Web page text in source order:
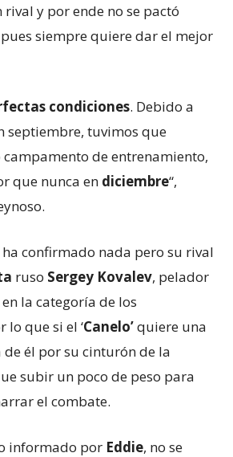
y por ende no se pactó
siempre quiere dar el mejor
condiciones. Debido a
septiembre, tuvimos que
de entrenamiento,
que nunca en diciembre“,
ha confirmado nada pero su rival
ruso Sergey Kovalev, pelador
la categoría de los
lo que si el ‘Canelo’quiere una
de él por su cinturón de la
subir un poco de peso para
el combate.
informado por Eddie, no se